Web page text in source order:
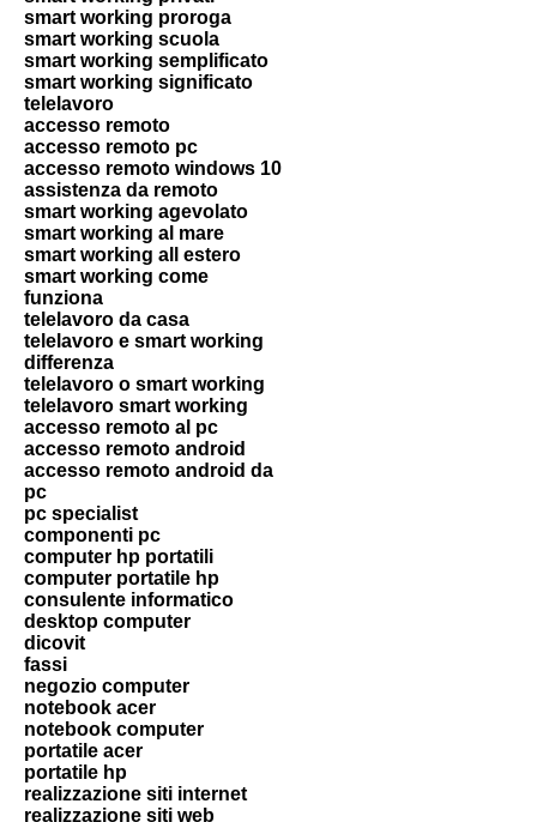
smart working proroga
smart working scuola
smart working semplificato
smart working significato
telelavoro
accesso remoto
accesso remoto pc
accesso remoto windows 10
assistenza da remoto
smart working agevolato
smart working al mare
smart working all estero
smart working come
funziona
telelavoro da casa
telelavoro e smart working
differenza
telelavoro o smart working
telelavoro smart working
accesso remoto al pc
accesso remoto android
accesso remoto android da
pc
pc specialist
componenti pc
computer hp portatili
computer portatile hp
consulente informatico
desktop computer
dicovit
fassi
negozio computer
notebook acer
notebook computer
portatile acer
portatile hp
realizzazione siti internet
realizzazione siti web